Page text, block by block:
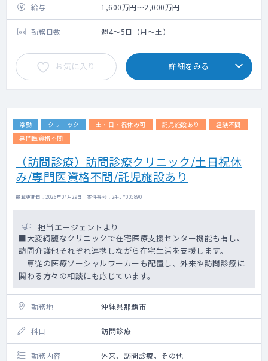
一般内科を含め先生のご専門を活かした診療
をお願い致します。
◆訪問診療
近隣ニーズの高まりに応じ、施設往診の増
加・個人宅～400世帯を目途に対応予定（現
在は1診100名＋8施設）
給与 1,600万円～2,000万円
勤務日数 週4～5日（月～土）
お気に入り 詳細をみる
常勤 クリニック 土・日・祝休み可 託児施設あり
経験不問
専門医資格不問
（訪問診療）訪問診療クリニック/土日祝休
み/専門医資格不問/託児施設あり
掲載更新日 : 2026年07月29日 案件番号 : 24-JY005890
担当エージェントより
■大変綺麗なクリニックで在宅医療支援センター機能も有し、
訪問介護他それぞれ連携しながら在宅生活を支援します。
専従の医療ソーシャルワーカーも配置し、外来や訪問診療に
関わる方々の相談にも応じています。
勤務地 沖縄県那覇市
科目 訪問診療
勤務内容 外来、訪問診療、その他